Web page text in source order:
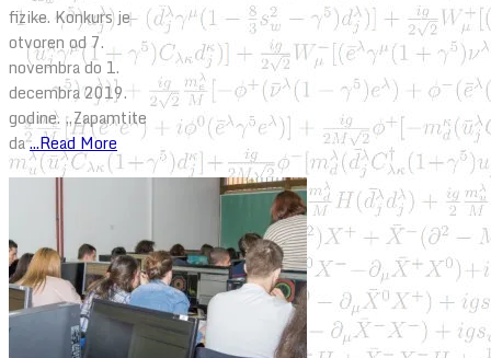
fizike. Konkurs je
otvoren od 7.
novembra do 1.
decembra 2019.
godine. „Zapamtite
da...Read More